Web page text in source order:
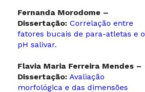
Fernanda Morodome –
Dissertação: Correlação entre
fatores bucais de para-atletas e o
pH salivar.
Flavia Maria Ferreira Mendes –
Dissertação: Avaliação
morfológica e das dimensões